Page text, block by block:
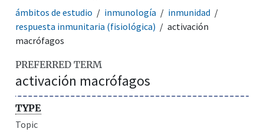
ámbitos de estudio
inmunología
inmunidad
respuesta inmunitaria (fisiológica)
activación
macrófagos
PREFERRED TERM
activación macrófagos
TYPE
Topic